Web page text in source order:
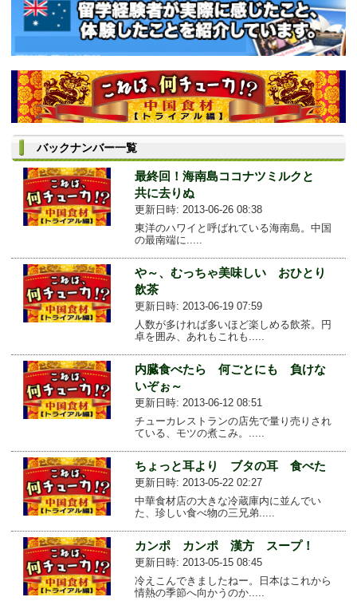
バックナンバー一覧
最終回！海南島ココナツミルクと
共に去りぬ
更新日時: 2013-06-26 08:38
東洋のハワイと呼ばれている海南島。中国
の最南端に.....
や～、むっちゃ美味しい おひとり
飲茶
更新日時: 2013-06-19 07:59
人数が多ければ多いほど楽しめる飲茶。円
卓を囲み、あれもこれも.....
内臓食べたら 何ごとにも 負けな
いぞぉ～
更新日時: 2013-06-12 08:51
チューカレストランの店先で量り売りされ
ている、モツの煮こみ。.....
ちょっと耳より ブタの耳 食べた
更新日時: 2013-05-22 02:27
中華食材店の大きな冷蔵庫内に並んでい
た、珍しい食べ物の三兄弟.....
カンポ カンポ 漢方 スープ！
更新日時: 2013-05-15 08:45
冷えこんできましたねー。日本はこれから
情熱の季節へ向かうのか.....